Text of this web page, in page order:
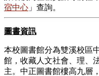
宿中心 」查詢。
圖書資訊
本校圖書館分為雙溪校區
館，收藏人文社會、理、
主。中正圖書館樓高九層